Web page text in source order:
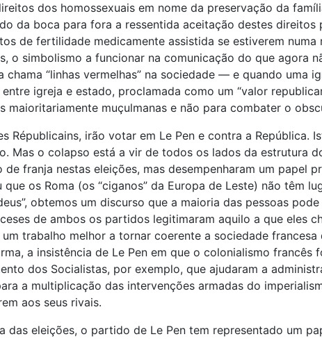
dos homossexuais em nome da preservação da
da boca para fora a ressentida aceitação destes
de fertilidade medicamente assistida se estiverem
o simbolismo a funcionar na comunicação do que agora
“linhas vermelhas” na sociedade — e quando uma
igreja e estado, proclamada como um “valor
maioritariamente muçulmanas e não para combater o
Républicains, irão votar em Le Pen e contra a República.
Mas o colapso está a vir de todos os lados da estrutura
franja nestas eleições, mas desempenharam um papel
os Roma (os “ciganos” da Europa de Leste) não têm
obtemos um discurso que a maioria das pessoas
de ambos os partidos legitimaram aquilo a que eles
trabalho melhor a tornar coerente a sociedade
a insistência de Le Pen em que o colonialismo
dos Socialistas, por exemplo, que ajudaram a
a multiplicação das intervenções armadas do
aos seus rivais.
das eleições, o partido de Le Pen tem representado um